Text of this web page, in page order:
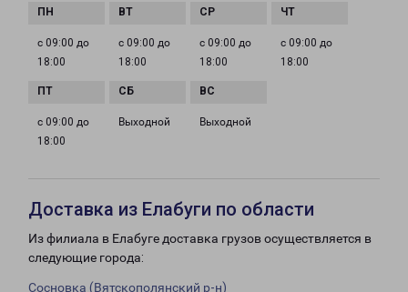
с 09:00 до
18:00
с 09:00 до
18:00
с 09:00 до
18:00
с 09:00 до
18:00
с 09:00 до
18:00
Выходной Выходной
Доставка из Елабуги по области
Из филиала в Елабуге доставка грузов осуществляется в
следующие города:
Сосновка (Вятскополянский р-н)